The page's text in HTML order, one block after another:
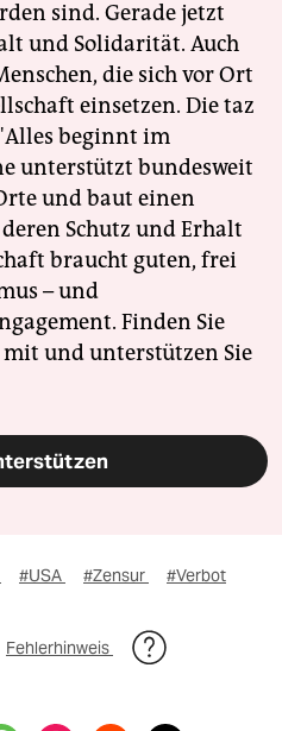
sind. Gerade jetzt
und Solidarität. Auch
die sich vor Ort
einsetzen. Die taz
beginnt im
unterstützt bundesweit
und baut einen
Schutz und Erhalt
braucht guten, frei
– und
Finden Sie
mit und unterstützen Sie
#USA #Zensur #Verbot
Fehlerhinweis